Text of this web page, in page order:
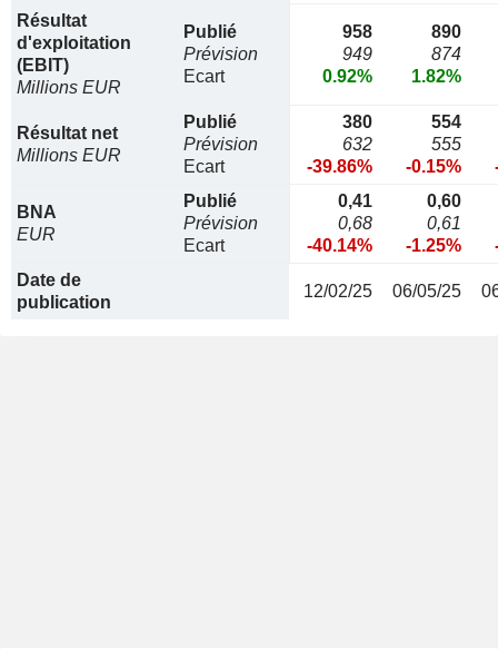
Résultat
d'exploitation
(EBIT)
Millions EUR
Publié
Prévision
Ecart
958
949
0.92%
890
874
1.82%
Résultat net
Millions EUR
Publié
Prévision
Ecart
380
632
-39.86%
554
555
-0.15%
BNA
EUR
Publié
Prévision
Ecart
0,41
0,68
-40.14%
0,60
0,61
-1.25%
Date de
publication
12/02/25 06/05/25